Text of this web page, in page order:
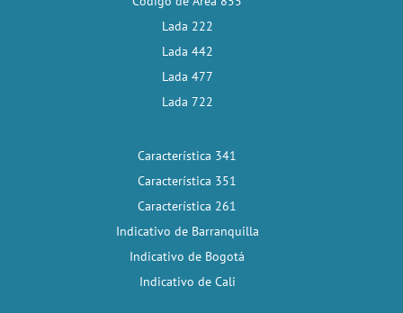
Lada 222
Lada 442
Lada 477
Lada 722
Característica 341
Característica 351
Característica 261
Indicativo de Barranquilla
Indicativo de Bogotá
Indicativo de Cali